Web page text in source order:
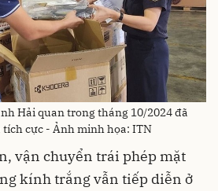
Hải quan trong tháng 10/2024 đã
cực - Ảnh minh họa: ITN
vận chuyển trái phép mặt
kính trắng vẫn tiếp diễn ở